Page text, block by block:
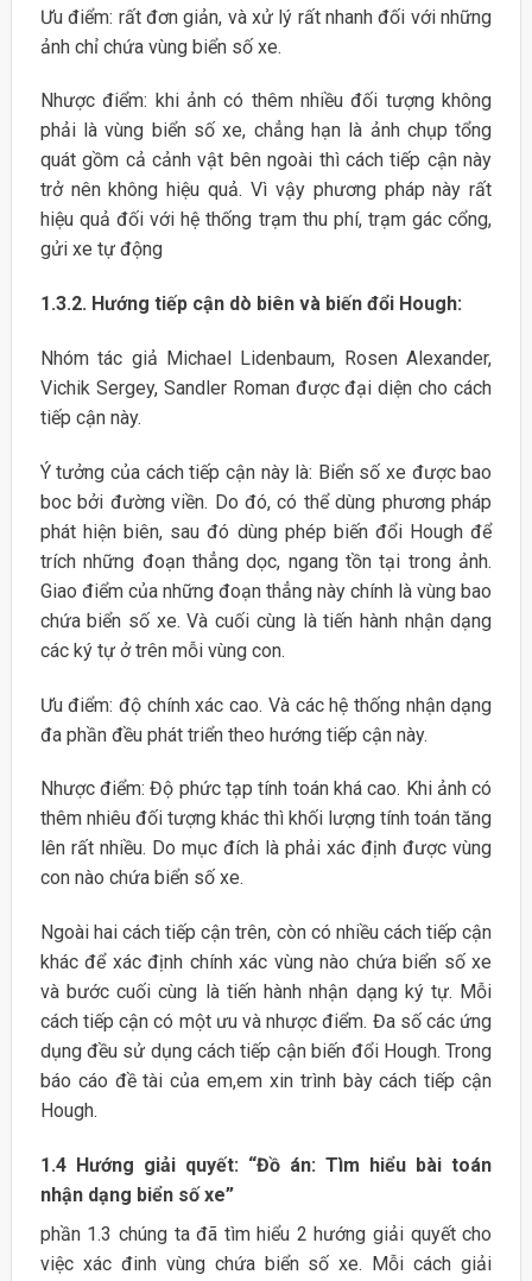
Ưu điểm: rất đơn giản, và xử lý rất nhanh đối với những
ảnh chỉ chứa vùng biển số xe.
Nhược điểm: khi ảnh có thêm nhiều đối tượng không
phải là vùng biển số xe, chẳng hạn là ảnh chụp tổng
quát gồm cả cảnh vật bên ngoài thì cách tiếp cận này
trở nên không hiệu quả. Vì vậy phương pháp này rất
hiệu quả đối với hệ thống trạm thu phí, trạm gác cổng,
gửi xe tự động
1.3.2. Hướng tiếp cận dò biên và biến đổi Hough:
Nhóm tác giả Michael Lidenbaum, Rosen Alexander,
Vichik Sergey, Sandler Roman được đại diện cho cách
tiếp cận này.
Ý tưởng của cách tiếp cận này là: Biển số xe được bao
boc bởi đường viền. Do đó, có thể dùng phương pháp
phát hiện biên, sau đó dùng phép biến đổi Hough để
trích những đoạn thẳng dọc, ngang tồn tại trong ảnh.
Giao điểm của những đoạn thẳng này chính là vùng bao
chứa biển số xe. Và cuối cùng là tiến hành nhận dạng
các ký tự ở trên mỗi vùng con.
Ưu điểm: độ chính xác cao. Và các hệ thống nhận dạng
đa phần đều phát triển theo hướng tiếp cận này.
Nhược điểm: Độ phức tạp tính toán khá cao. Khi ảnh có
thêm nhiêu đối tượng khác thì khối lượng tính toán tăng
lên rất nhiều. Do mục đích là phải xác định được vùng
con nào chứa biển số xe.
Ngoài hai cách tiếp cận trên, còn có nhiều cách tiếp cận
khác để xác định chính xác vùng nào chứa biển số xe
và bước cuối cùng là tiến hành nhận dạng ký tự. Mỗi
cách tiếp cận có một ưu và nhược điểm. Đa số các ứng
dụng đều sử dụng cách tiếp cận biến đổi Hough. Trong
báo cáo đề tài của em,em xin trình bày cách tiếp cận
Hough.
1.4 Hướng giải quyết: “Đồ án: Tìm hiểu bài toán
nhận dạng biển số xe”
phần 1.3 chúng ta đã tìm hiểu 2 hướng giải quyết cho
việc xác đinh vùng chứa biển số xe. Mỗi cách giải